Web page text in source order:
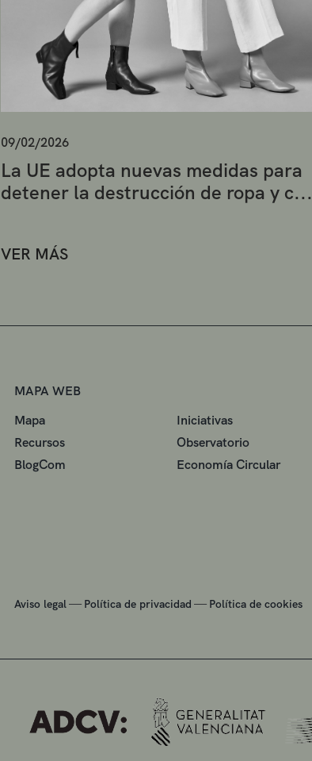
09/02/2026
La UE adopta nuevas medidas para
detener la destrucción de ropa y c...
VER MÁS
MAPA WEB
Mapa
Iniciativas
Recursos
Observatorio
BlogCom
Economía Circular
Aviso legal — Política de privacidad — Política de cookies